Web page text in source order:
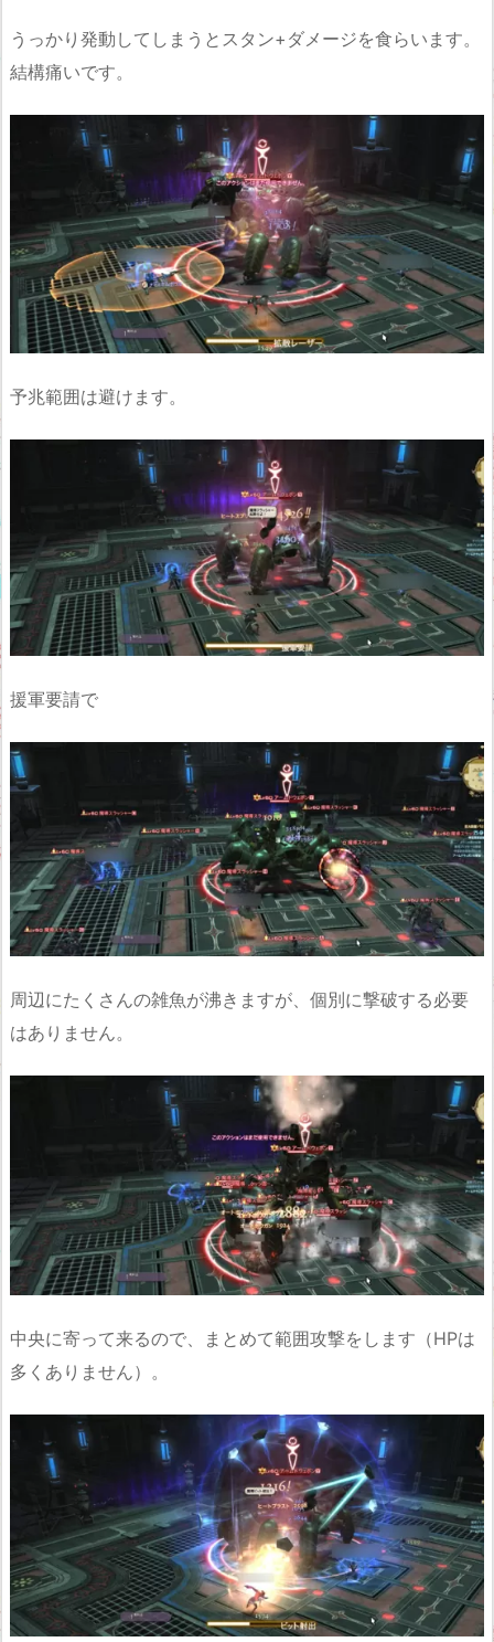
うっかり発動してしまうとスタン+ダメージを食らいます。
結構痛いです。
予兆範囲は避けます。
援軍要請で
周辺にたくさんの雑魚が沸きますが、個別に撃破する必要
はありません。
中央に寄って来るので、まとめて範囲攻撃をします（HPは
多くありません）。